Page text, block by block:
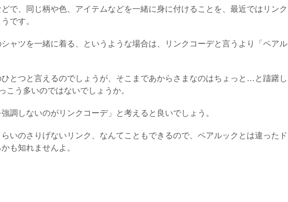
で、同じ柄や色、アイテムなどを一緒に身に付けることを、最近ではリンク
です。
ャツを一緒に着る、というような場合は、リンクコーデと言うより「ペアル
とつと言えるのでしょうが、そこまであからさまなのはちょっと…と躊躇し
こう多いのではないでしょうか。
調しないのがリンクコーデ」と考えると良いでしょう。
いのさりげないリンク、なんてこともできるので、ペアルックとは違ったド
も知れませんよ。